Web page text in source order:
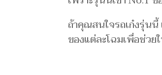
ถ้าคุณสนใจรถเก๋งรุ่น
ของแต่ละโฉมเพื่อช่ว